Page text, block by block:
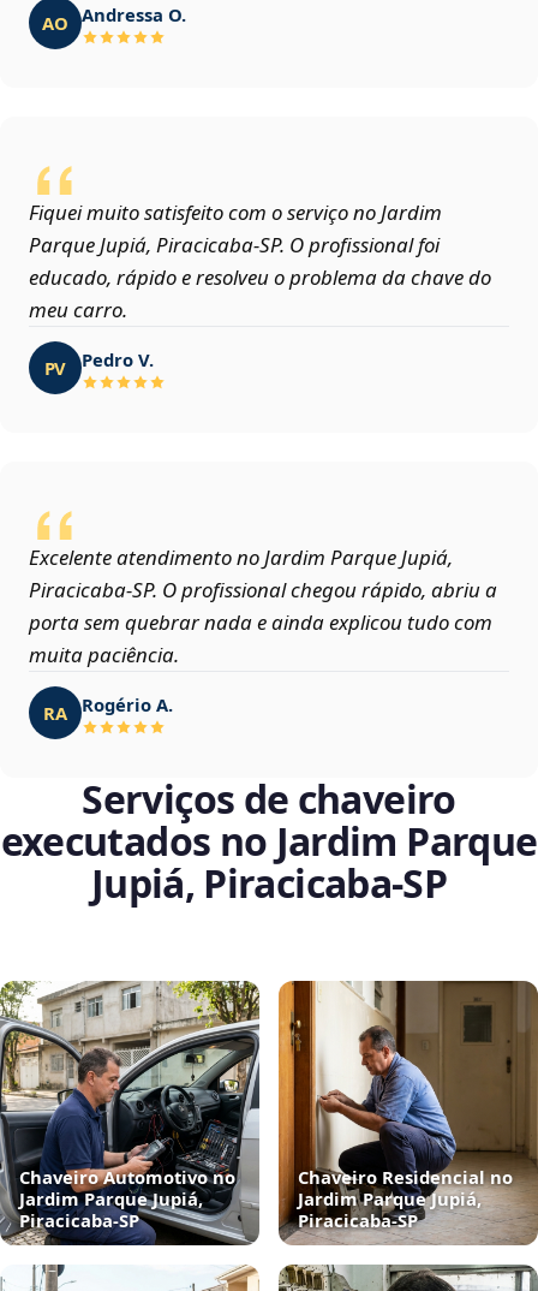
AO Andressa O.
Fiquei muito satisfeito com o serviço no Jardim
Parque Jupiá, Piracicaba‑SP. O profissional foi
educado, rápido e resolveu o problema da chave do
meu carro.
PV Pedro V.
Excelente atendimento no Jardim Parque Jupiá,
Piracicaba‑SP. O profissional chegou rápido, abriu a
porta sem quebrar nada e ainda explicou tudo com
muita paciência.
RA Rogério A.
Serviços de chaveiro
executados no Jardim Parque
Jupiá, Piracicaba‑SP
Chaveiro Automotivo no
Jardim Parque Jupiá,
Piracicaba‑SP
Chaveiro Residencial no
Jardim Parque Jupiá,
Piracicaba‑SP